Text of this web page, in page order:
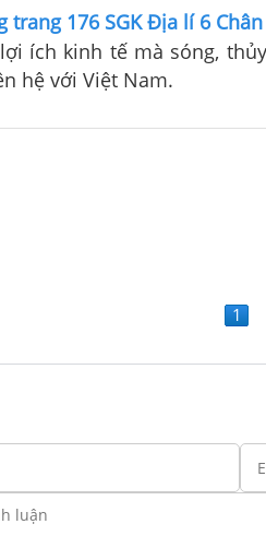
trang 176 SGK Địa lí 6
ích kinh tế mà sóng,
hệ với Việt Nam.
1